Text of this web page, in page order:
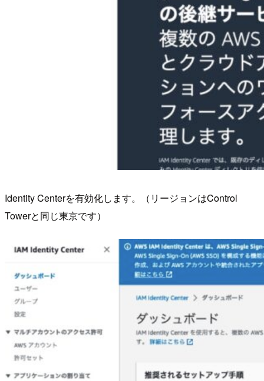
Identity Centerを有効化します。（リージョンはControl
Towerと同じ東京です）